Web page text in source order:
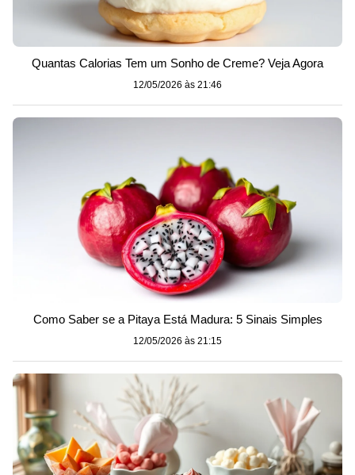
Quantas Calorias Tem um Sonho de Creme? Veja Agora
12/05/2026 às 21:46
Como Saber se a Pitaya Está Madura: 5 Sinais Simples
12/05/2026 às 21:15